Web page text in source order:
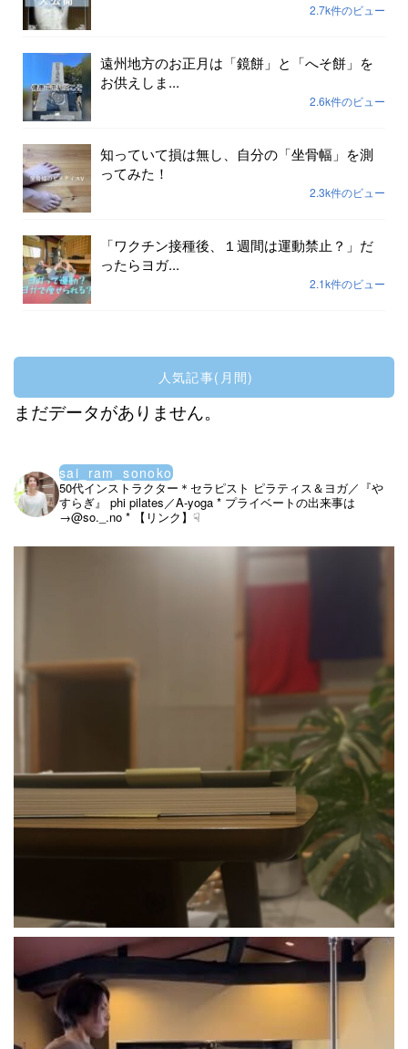
2.7k件のビュー
遠州地方のお正月は「鏡餅」と「へそ餅」を
お供えしま...
2.6k件のビュー
知っていて損は無し、自分の「坐骨幅」を測
ってみた！
2.3k件のビュー
「ワクチン接種後、１週間は運動禁止？」だ
ったらヨガ...
2.1k件のビュー
人気記事(月間)
まだデータがありません。
sai_ram_sonoko
50代インストラクター＊セラピスト ピラティス＆ヨガ／『や
すらぎ』
phi pilates／A-yoga * プライベートの出来事は
→@so._.no * 【リンク】☟